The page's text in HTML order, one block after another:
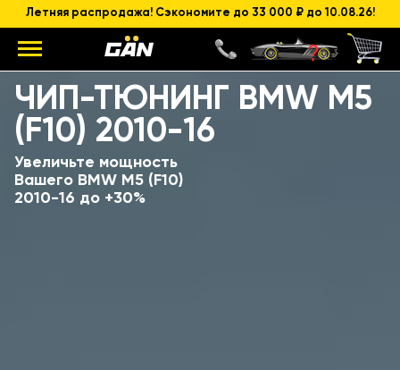
Летняя распродажа! Сэкономите до 33 000 ₽ до 10.08.26!
ЧИП-ТЮНИНГ BMW M5
(F10) 2010-16
Увеличьте мощность
Вашего BMW M5 (F10)
2010-16 до +30%
Модель
Объем и мощность ДВС